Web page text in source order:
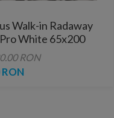
Walk-in Radaway
White 65x200
RON